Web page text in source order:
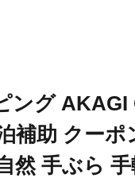
ング AKAGI
補助 クーポ
然 手ぶら